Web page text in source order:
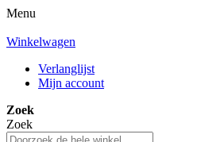
Menu
Winkelwagen
Verlanglijst
Mijn account
Zoek
Zoek